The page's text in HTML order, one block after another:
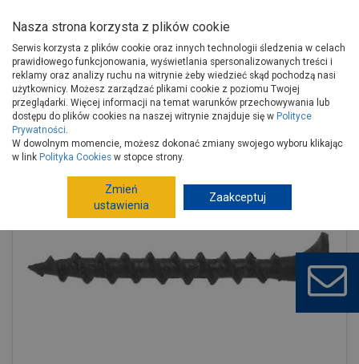
Strona główna Narzędzia
Technika mocowań
Technika mocowań konfekcjonowana
Wkręty
Wkręt do p/g duża 4.2x70 mm drewno STALCO
Nasza strona korzysta z plików cookie
Serwis korzysta z plików cookie oraz innych technologii śledzenia w celach
prawidłowego funkcjonowania, wyświetlania spersonalizowanych treści i
reklamy oraz analizy ruchu na witrynie żeby wiedzieć skąd pochodzą nasi
użytkownicy. Możesz zarządzać plikami cookie z poziomu Twojej
przeglądarki. Więcej informacji na temat warunków przechowywania lub
dostępu do plików cookies na naszej witrynie znajduje się w Polityce
Prywatności.
W dowolnym momencie, możesz dokonać zmiany swojego wyboru klikając
w link Polityka Cookies w stopce strony.
Zmień
ustawienia
Zaakceptuj